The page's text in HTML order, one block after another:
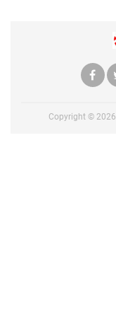
Copyright © 2026